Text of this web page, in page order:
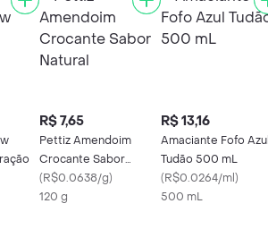
R$ 7,65
Pettiz Amendoim
Crocante Sabor
Natural
(R$0.0638/g)
120 g
R$ 13,16
Amaciante Fofo Azul
Tudão 500 mL
(R$0.0264/ml)
500 mL